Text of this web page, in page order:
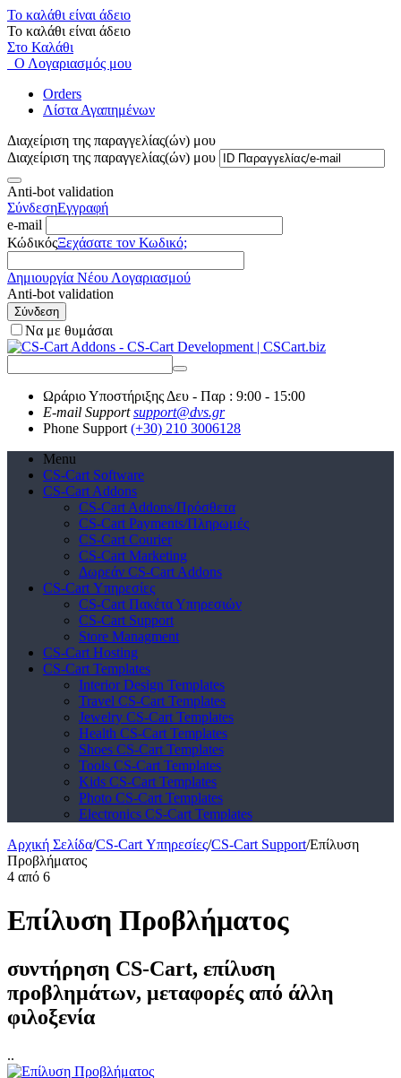
Το καλάθι είναι άδειο
Το καλάθι είναι άδειο
Στο Καλάθι
Ο Λογαριασμός μου
Orders
Λίστα Αγαπημένων
Διαχείριση της παραγγελίας(ών) μου
Διαχείριση της παραγγελίας(ών) μου
Anti-bot validation
ΣύνδεσηΕγγραφή
e-mail
ΚώδικόςΞεχάσατε τον Κωδικό;
Δημιουργία Νέου Λογαριασμού
Anti-bot validation
Σύνδεση
Να με θυμάσαι
Ωράριο Υποστήριξης Δευ - Παρ : 9:00 - 15:00
E-mail Support support@dvs.gr
Phone Support (+30) 210 3006128
Menu
CS-Cart Software
CS-Cart Addons
CS-Cart Addons/Πρόσθετα
CS-Cart Payments/Πληρωμές
CS-Cart Courier
CS-Cart Marketing
Δωρεάν CS-Cart Addons
CS-Cart Υπηρεσίες
CS-Cart Πακέτα Υπηρεσιών
CS-Cart Support
Store Managment
CS-Cart Hosting
CS-Cart Templates
Interior Design Templates
Travel CS-Cart Templates
Jewelry CS-Cart Templates
Health CS-Cart Templates
Shoes CS-Cart Templates
Tools CS-Cart Templates
Kids CS-Cart Templates
Photo CS-Cart Templates
Electronics CS-Cart Templates
Αρχική Σελίδα/CS-Cart Υπηρεσίες/CS-Cart Support/Επίλυση
Προβλήματος
4 από 6
Επίλυση Προβλήματος
συντήρηση CS-Cart, επίλυση
προβλημάτων, μεταφορές από άλλη
φιλοξενία
..